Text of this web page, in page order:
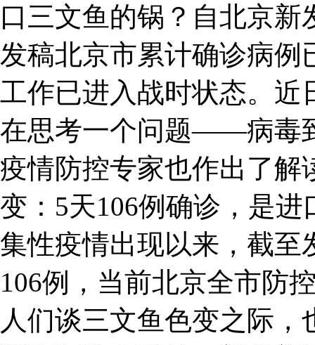
口三文鱼的锅？自北京
发稿北京市累计确诊病例
工作已进入战时状态。近
在思考一个问题——病毒
疫情防控专家也作出了解
变：5天106例确诊，是
集性疫情出现以来，截至
106例，当前北京全市防
人们谈三文鱼色变之际